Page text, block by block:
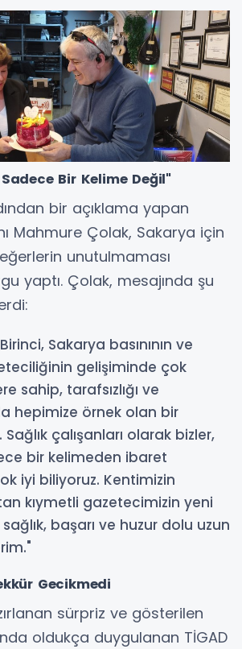
Bir Kelime Değil"
bir açıklama yapan
Mahmure Çolak, Sakarya için
unutulmaması
yaptı. Çolak, mesajında şu
Sakarya basınının ve
gelişiminde çok
sahip, tarafsızlığı ve
hepimize örnek olan bir
çalışanları olarak bizler,
bir kelimeden ibaret
iyi biliyoruz. Kentimizin
kıymetli gazetecimizin yeni
sağlık, başarı ve huzur dolu uzun
Gecikmedi
sürpriz ve gösterilen
oldukça duygulanan TİGAD